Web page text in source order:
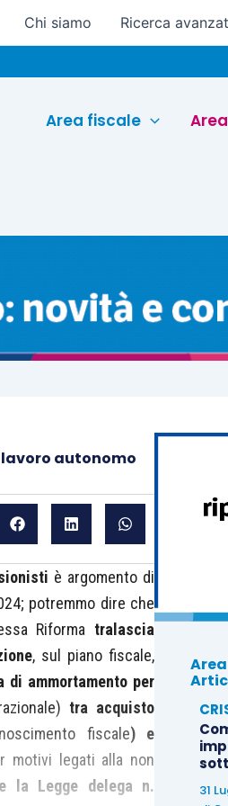
Chi siamo Ricerca
Area fiscale
autonomo
è argomento di
potremmo dire che
Riformatralascia
, sul piano fiscale,
ammortamento per
tra acquisto
fiscale) e
motivi legati alla non
la Legge delega n.
31